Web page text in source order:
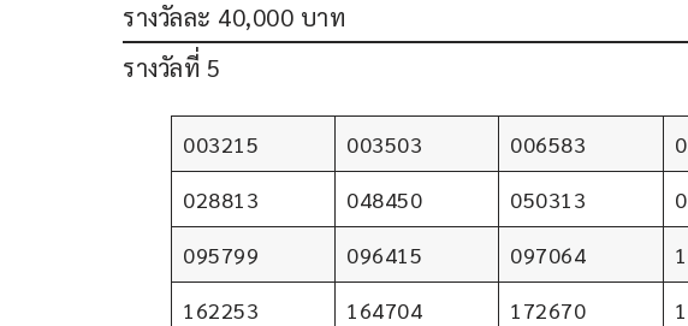
รางวัลละ 40,000 บาท
รางวัลที่ 5
003215 003503 006583
028813
048450 050313
095799
096415 097064
162253
164704 172670